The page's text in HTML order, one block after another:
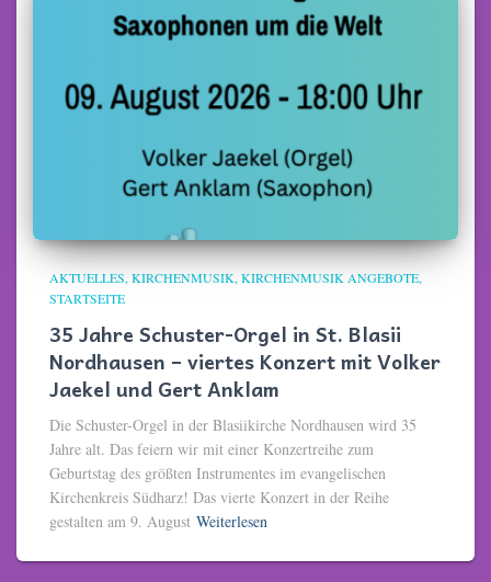
AKTUELLES KIRCHENMUSIK KIRCHENMUSIK ANGEBOTE
STARTSEITE
35 Jahre Schuster-Orgel in St. Blasii
Nordhausen – viertes Konzert mit Volker
Jaekel und Gert Anklam
Die Schuster-Orgel in der Blasiikirche Nordhausen wird 35
Jahre alt. Das feiern wir mit einer Konzertreihe zum
Geburtstag des größten Instrumentes im evangelischen
Kirchenkreis Südharz! Das vierte Konzert in der Reihe
gestalten am 9. August Weiterlesen